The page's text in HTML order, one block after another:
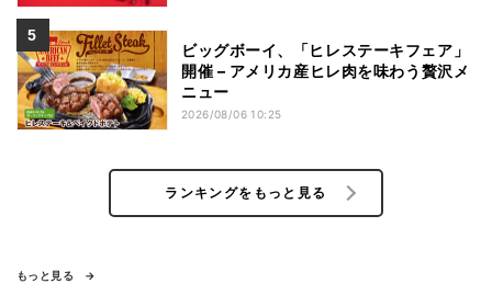
ビッグボーイ、「ヒレステーキフェア」
開催 – アメリカ産ヒレ肉を味わう贅沢メ
ニュー
2026/08/06 10:25
ランキングをもっと見る
もっと見る